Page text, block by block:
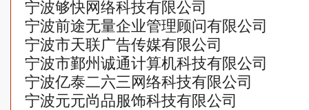
宁波够快网络科技有限公司
宁波前途无量企业管理顾问有限公司
宁波市天联广告传媒有限公司
宁波市鄞州诚通计算机科技有限公司
宁波亿泰二六三网络科技有限公司
宁波元元尚品服饰科技有限公司